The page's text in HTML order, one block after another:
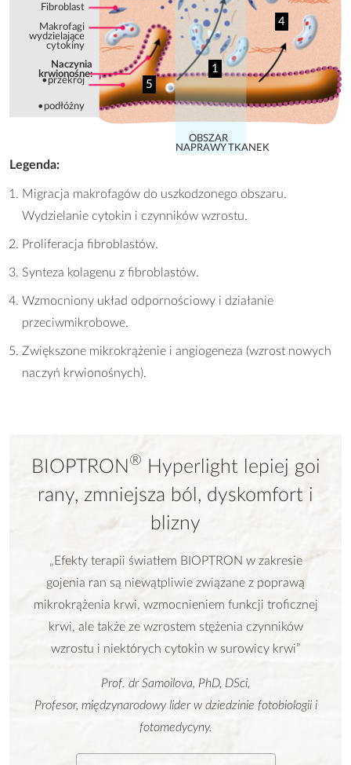
Fibroblast
Makrofagi
wydzielające
cytokiny
Naczynia
krwionośne:
•przekrój
•podłóżny
OBSZAR
NAPRAWY TKANEK
1
4
5
Legenda:
Migracja makrofagów do uszkodzonego obszaru.
Wydzielanie cytokin i czynników wzrostu.
Proliferacja fibroblastów.
Synteza kolagenu z fibroblastów.
Wzmocniony układ odpornościowy i działanie
przeciwmikrobowe.
Zwiększone mikrokrążenie i angiogeneza (wzrost nowych
naczyń krwionośnych).
BIOPTRON ®
Hyperlight lepiej goi
rany, zmniejsza ból, dyskomfort i
blizny
„Efekty terapii światłem BIOPTRON w zakresie
gojenia ran są niewątpliwie związane z poprawą
mikrokrążenia krwi, wzmocnieniem funkcji troficznej
krwi, ale także ze wzrostem stężenia czynników
wzrostu i niektórych cytokin w surowicy krwi”
Prof. dr Samoilova, PhD, DSci,
Profesor, międzynarodowy lider w dziedzinie fotobiologii i
fotomedycyny.